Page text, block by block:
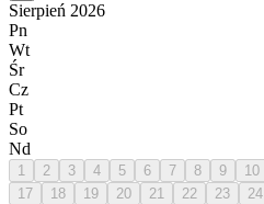
Sierpień 2026
Pn
Wt
Śr
Cz
Pt
So
Nd
1 2 3 4 5 6 7 8 9 10
17
18 19 20 21 22 23 24